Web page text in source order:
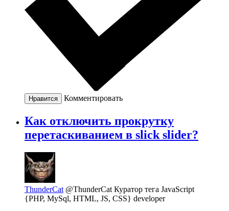
Нравится Комментировать
Как отключить прокрутку
перетаскиванием в slick slider?
ThunderCat @ThunderCat Куратор тега JavaScript
{PHP, MySql, HTML, JS, CSS} developer